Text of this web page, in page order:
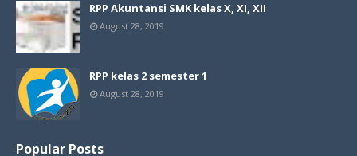
RPP Akuntansi SMK kelas X, XI, XII
August 28, 2019
RPP kelas 2 semester 1
August 28, 2019
Popular Posts